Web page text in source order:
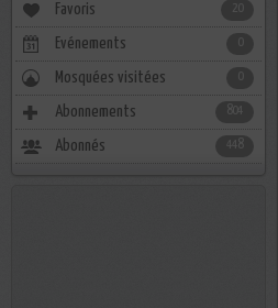
Favoris 20
Evénements
Mosquées visitées
Abonnements 804
Abonnés 448